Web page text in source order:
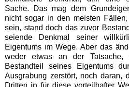
Sache. Das mag dem
nicht sogar in den meisten
sein, stand doch das zuvor
seiende Denkmal seiner
Eigentums im Wege. Aber das
weder etwas an der Tatsache,
Bestandteil seines Eigentums
Ausgrabung zerstört, noch daran,
Dritten in für diese vorteilhafter